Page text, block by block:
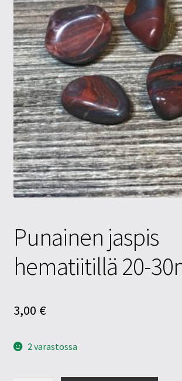
Tietosuojaseloste
Tuotteet
Yritysinfo
Punainen jaspis
hematiitillä 20-
3,00 €
2 varastossa